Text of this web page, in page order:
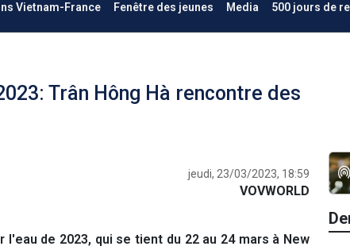
Vietnam-France Fenêtre des jeunes Media 500 jours de
Trân Hông Hà rencontre des
jeudi, 23/03/2023, 18:59
VOVWORLD
l'eau de 2023, qui se tient du 22 au 24 mars à New